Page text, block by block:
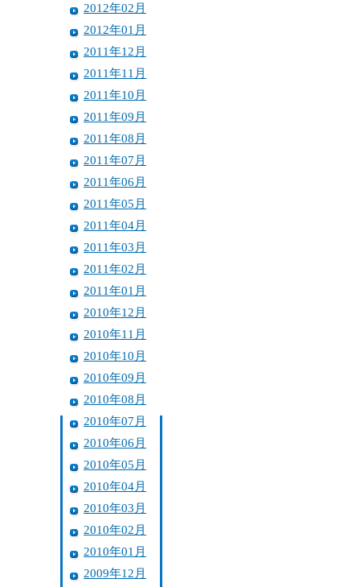
2012年02月
2012年01月
2011年12月
2011年11月
2011年10月
2011年09月
2011年08月
2011年07月
2011年06月
2011年05月
2011年04月
2011年03月
2011年02月
2011年01月
2010年12月
2010年11月
2010年10月
2010年09月
2010年08月
2010年07月
2010年06月
2010年05月
2010年04月
2010年03月
2010年02月
2010年01月
2009年12月